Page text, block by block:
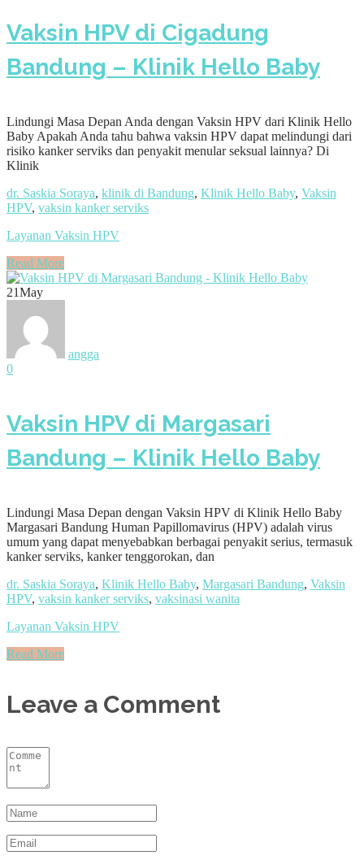
Vaksin HPV di Cigadung
Bandung – Klinik Hello Baby
Lindungi Masa Depan Anda dengan Vaksin HPV dari Klinik Hello
Baby Apakah Anda tahu bahwa vaksin HPV dapat melindungi dari
risiko kanker serviks dan penyakit menular seksual lainnya? Di
Klinik
dr. Saskia Soraya, klinik di Bandung, Klinik Hello Baby, Vaksin
HPV, vaksin kanker serviks
Layanan Vaksin HPV
Read More
21May
angga
0
Vaksin HPV di Margasari
Bandung – Klinik Hello Baby
Lindungi Masa Depan dengan Vaksin HPV di Klinik Hello Baby
Margasari Bandung Human Papillomavirus (HPV) adalah virus
umum yang dapat menyebabkan berbagai penyakit serius, termasuk
kanker serviks, kanker tenggorokan, dan
dr. Saskia Soraya, Klinik Hello Baby, Margasari Bandung, Vaksin
HPV, vaksin kanker serviks, vaksinasi wanita
Layanan Vaksin HPV
Read More
Leave a Comment